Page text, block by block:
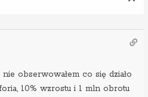
nie obserwowałem co się działo
10% wzrostu i 1 mln obrotu